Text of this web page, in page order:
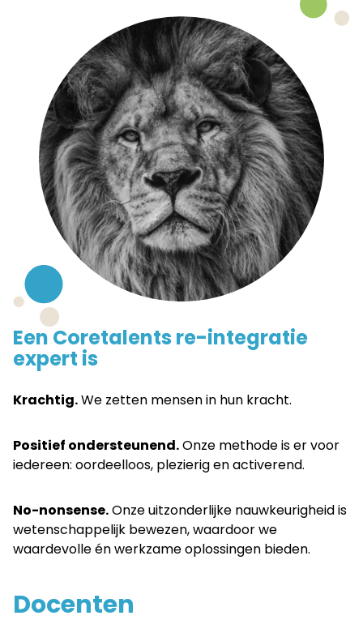
Een Coretalents re-integratie
expert is
Krachtig.We zetten mensen in hun kracht.
Positief ondersteunend.Onze methode is er voor
iedereen: oordeelloos, plezierig en activerend.
No-nonsense.Onze uitzonderlijke nauwkeurigheid is
wetenschappelijk bewezen, waardoor we
waardevolle én werkzame oplossingen bieden.
Docenten